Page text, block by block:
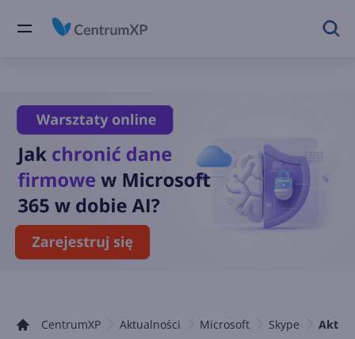
CentrumXP Aktualności Microsoft Skype